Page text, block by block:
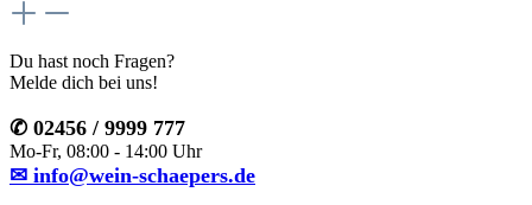
Du hast noch Fragen?
Melde dich bei uns!
✆ 02456 / 9999 777
Mo-Fr, 08:00 - 14:00 Uhr
✉ info@wein-schaepers.de